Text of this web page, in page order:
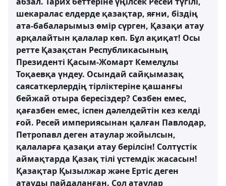
шекаралас елдерде қазақтар, яғни, біздің
ата-бабаларымыз өмір сүрген, Қазақи атау
арқалайтын қалалар көп. Бұл ақиқат! Осы
ретте Қазақстан Республикасының
Президенті Қасым-Жомарт Кемелұлы
Тоқаевқа үндеу. Осындай сайқымазақ
саясаткерлердің тірліктеріне қашанғы
бейжай отыра бересіздер? Сөзбен емес,
қағазбен емес, іспен дәлелдейтін кез келді
ғой. Ресей империясынан қалған Павлодар,
Петропавл деген атаулар жойылсын,
қалаларға қазақи атау берілсін! Солтүстік
аймақтарда Қазақ тілі үстемдік жасасын!
Қазақтар Қызылжар және Ертіс деген
атауды пайдаланған. Сол атаулар